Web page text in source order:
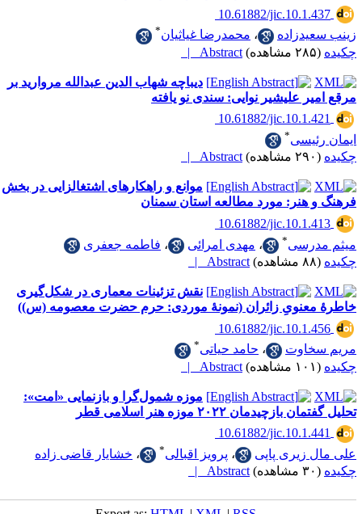
10.61882/
،محمدرضا غیاثیان*
Abstract |
دیباچه شهاب الدین عبدالله مروارید بر
علیشیر نوایی: سندی نو یافته
10.61882/
*
Abstract |
موانع و راهکارهای اشتغالزایی در بخش
هنر: مورد مطالعه استان سمنان
10.61882/
،مهدی امرائی ، فاطمه جعفری
Abstract |
نقش تزئینات معماری در شکل‌گیری
زائران (نمونۀ موردی: حرم حضرت معصومه (س))
10.61882/
،حامد حیاتی
Abstract |
موزه‌ شمول‌گرا و بازنمایی «امت»:
۲۰۲۲ موزه هنر اسلامی قطر
10.61882/
زیری پاپی
، پرویز اقبالی ،خشایار قاضی زاده
Abstract |